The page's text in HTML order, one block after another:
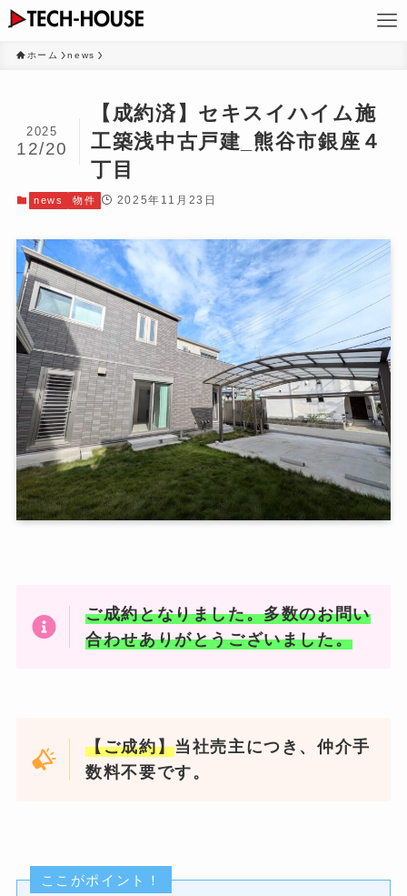
ホーム news
【成約済】セキスイハイム施
工築浅中古戸建_熊谷市銀座４
丁目
2025
12/20
news 物件 2025年11月23日
ご成約となりました。多数のお問い
合わせありがとうございました。
【ご成約】当社売主につき、仲介手
数料不要です。
ここがポイント！